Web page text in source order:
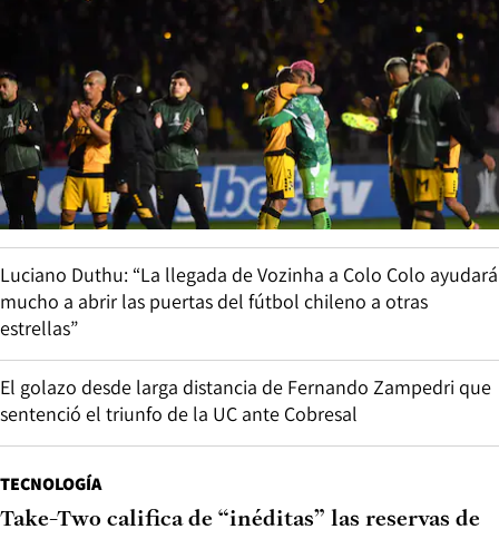
Luciano Duthu: “La llegada de Vozinha a Colo Colo ayudará
mucho a abrir las puertas del fútbol chileno a otras
estrellas”
El golazo desde larga distancia de Fernando Zampedri que
sentenció el triunfo de la UC ante Cobresal
TECNOLOGÍA
Take-Two califica de “inéditas” las reservas de